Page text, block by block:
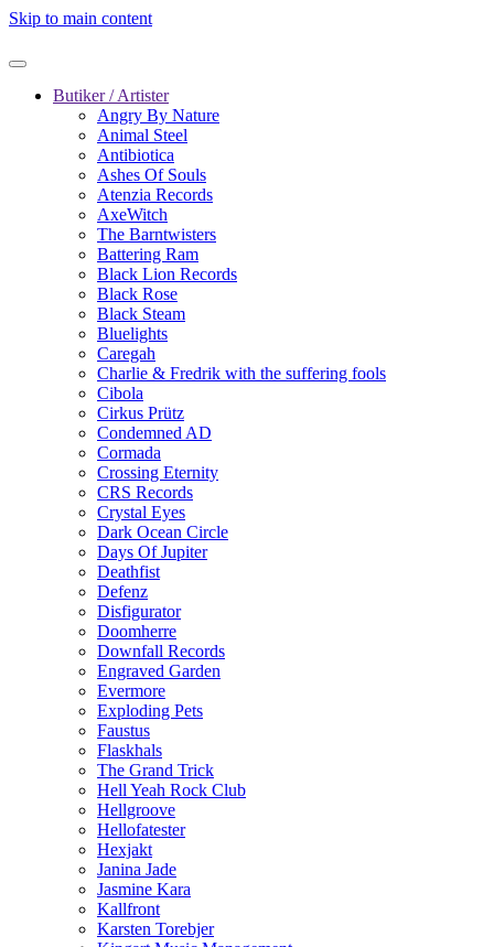
Skip to main content
Butiker / Artister
Angry By Nature
Animal Steel
Antibiotica
Ashes Of Souls
Atenzia Records
AxeWitch
The Barntwisters
Battering Ram
Black Lion Records
Black Rose
Black Steam
Bluelights
Caregah
Charlie & Fredrik with the suffering fools
Cibola
Cirkus Prütz
Condemned AD
Cormada
Crossing Eternity
CRS Records
Crystal Eyes
Dark Ocean Circle
Days Of Jupiter
Deathfist
Defenz
Disfigurator
Doomherre
Downfall Records
Engraved Garden
Evermore
Exploding Pets
Faustus
Flaskhals
The Grand Trick
Hell Yeah Rock Club
Hellgroove
Hellofatester
Hexjakt
Janina Jade
Jasmine Kara
Kallfront
Karsten Torebjer